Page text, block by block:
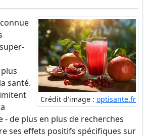
Crédit d'image : optisante.fr
santé.
de plus en plus de recherches
ses effets positifs spécifiques sur